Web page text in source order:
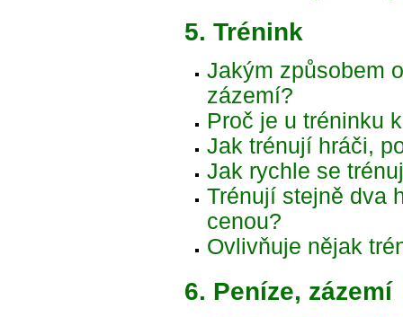
5. Trénink
Jakým způsobem
zázemí?
Proč je u tréninku
Jak trénují hráči,
Jak rychle se
Trénují stejně dva
cenou?
Ovlivňuje nějak
6. Peníze, zázemí